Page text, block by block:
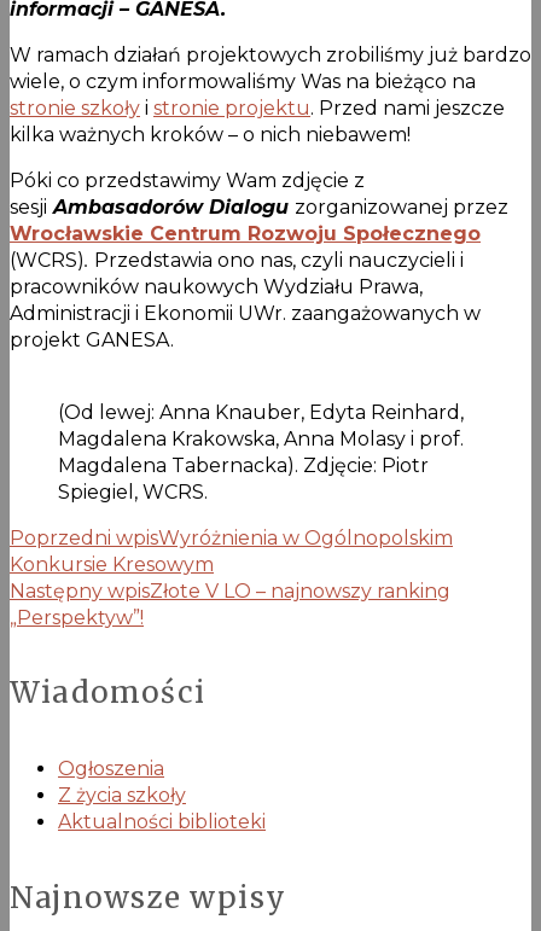
informacji – GANESA.
W ramach działań projektowych zrobiliśmy już bardzo
wiele, o czym informowaliśmy Was na bieżąco na
stronie szkoły i stronie projektu. Przed nami jeszcze
kilka ważnych kroków – o nich niebawem!
Póki co przedstawimy Wam zdjęcie z
sesji Ambasadorów Dialogu zorganizowanej przez
Wrocławskie Centrum Rozwoju Społecznego
(WCRS). Przedstawia ono nas, czyli nauczycieli i
pracowników naukowych Wydziału Prawa,
Administracji i Ekonomii UWr. zaangażowanych w
projekt GANESA.
(Od lewej: Anna Knauber, Edyta Reinhard,
Magdalena Krakowska, Anna Molasy i prof.
Magdalena Tabernacka). Zdjęcie: Piotr
Spiegiel, WCRS.
Poprzedni wpisWyróżnienia w Ogólnopolskim
Konkursie Kresowym
Następny wpisZłote V LO – najnowszy ranking
„Perspektyw”!
Wiadomości
Ogłoszenia
Z życia szkoły
Aktualności biblioteki
Najnowsze wpisy